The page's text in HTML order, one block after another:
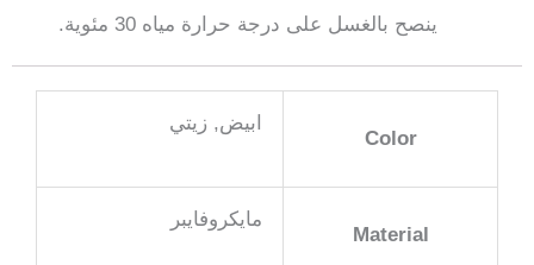
ينصح بالغسل على درجة حرارة مياه 30 مئوية.
Color
ابيض, زيتي
Material
مايكروفايبر